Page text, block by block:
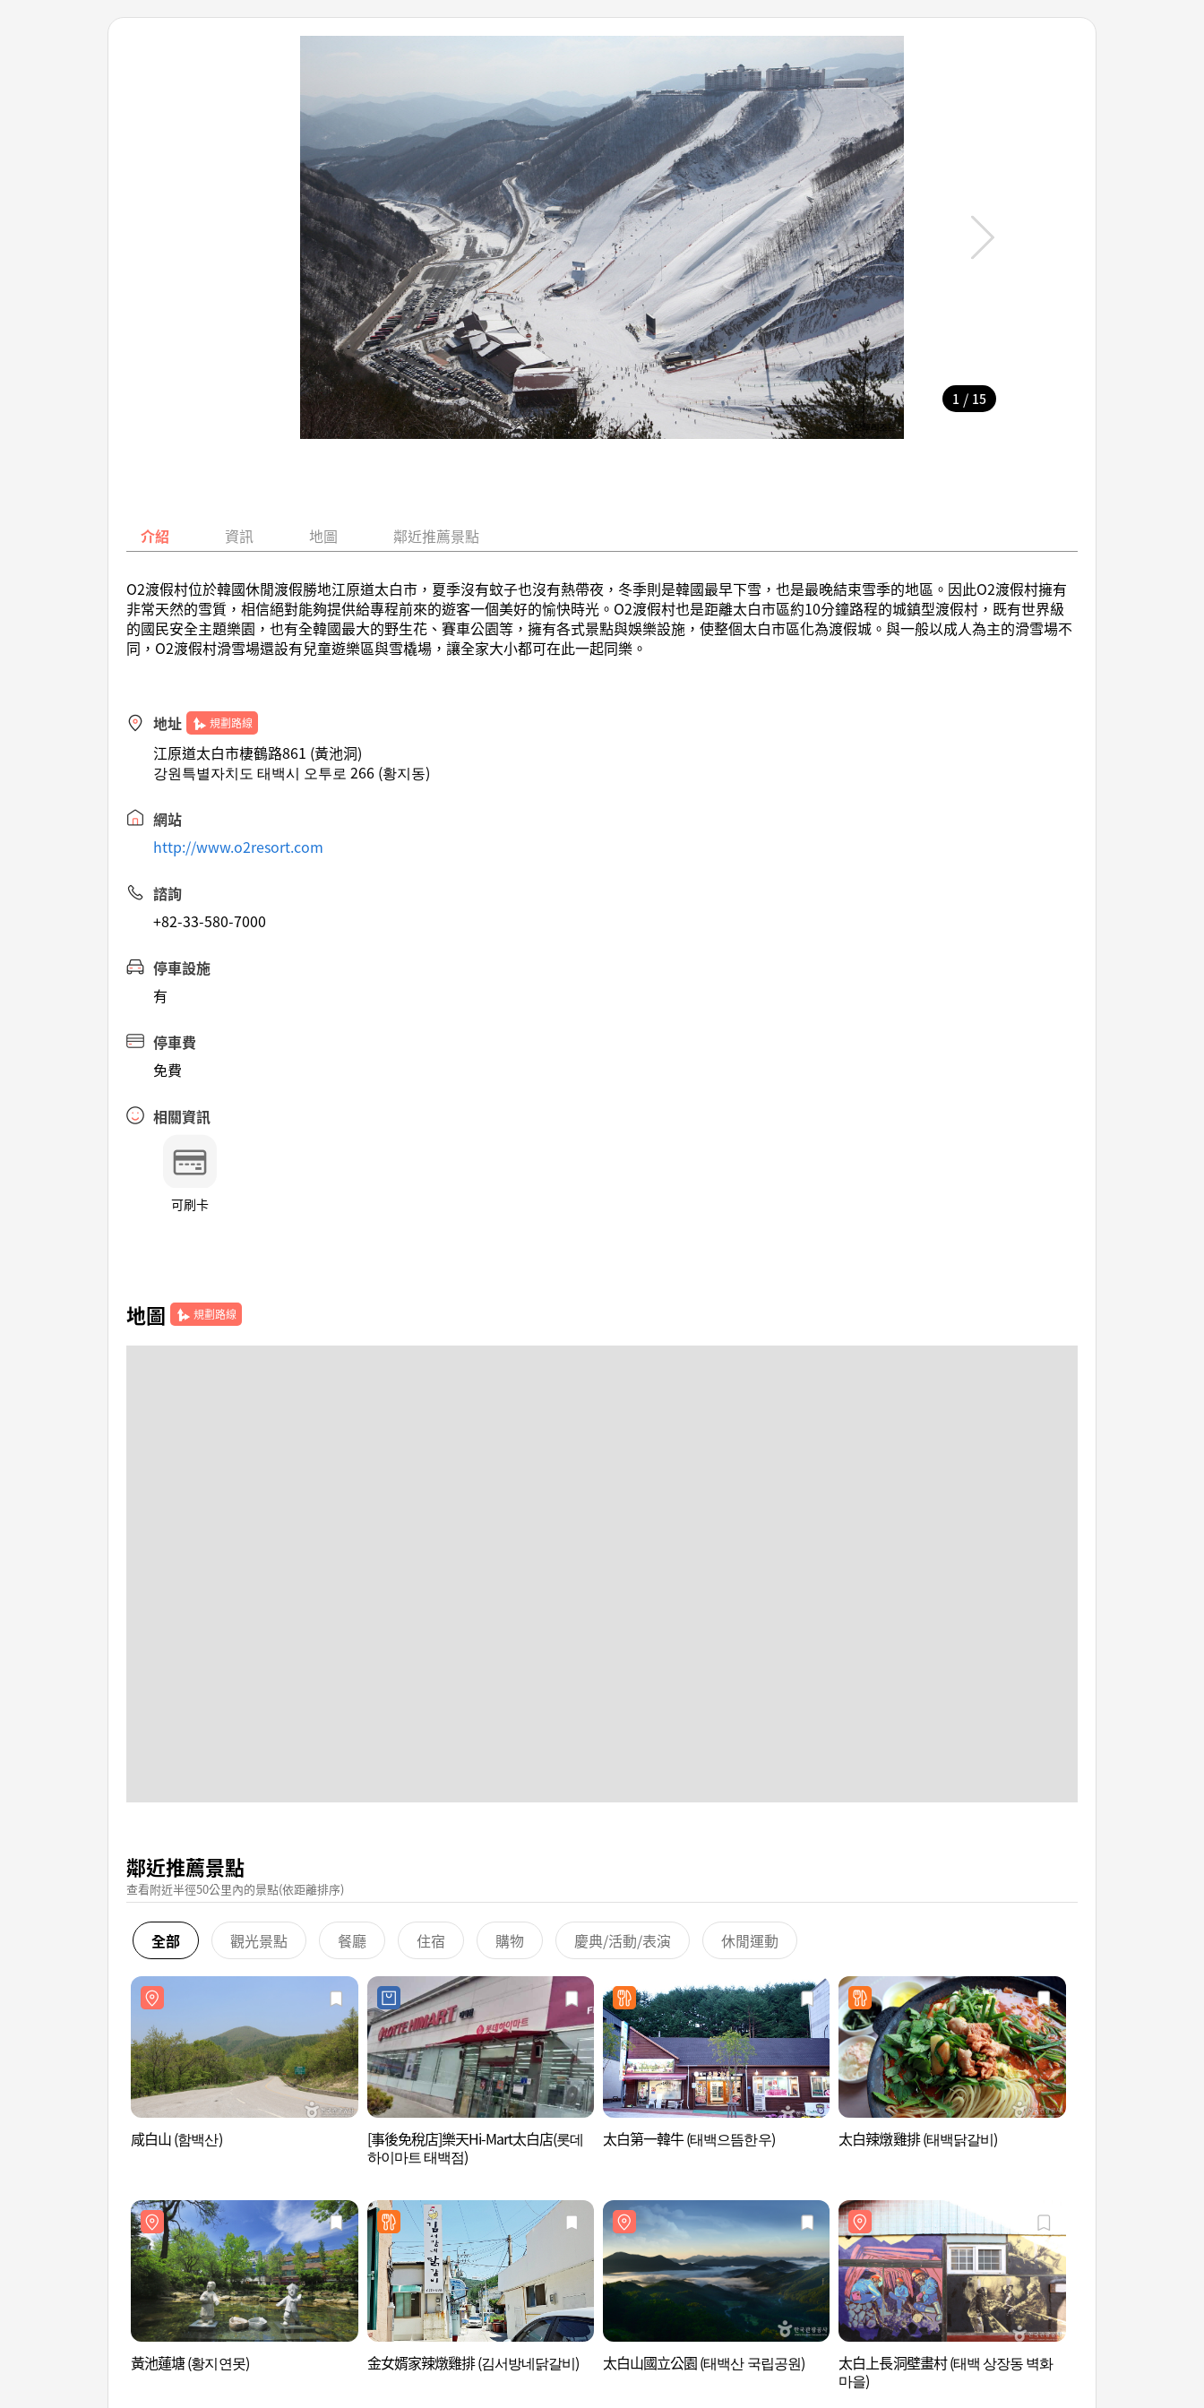
1 / 15
介紹 資訊 地圖 鄰近推薦景點
O2渡假村位於韓國休閒渡假勝地江原道太白市，夏季沒有蚊子也沒有熱帶夜，冬季則是韓國最早下雪，也是最晚結束雪季的地區。因此O2渡假村擁有
非常天然的雪質，相信絕對能夠提供給專程前來的遊客一個美好的愉快時光。O2渡假村也是距離太白市區約10分鐘路程的城鎮型渡假村，既有世界級
的國民安全主題樂園，也有全韓國最大的野生花、賽車公園等，擁有各式景點與娛樂設施，使整個太白市區化為渡假城。與一般以成人為主的滑雪場不
同，O2渡假村滑雪場還設有兒童遊樂區與雪橇場，讓全家大小都可在此一起同樂。
地址 規劃路線
江原道太白市棲鶴路861 (黃池洞)
강원특별자치도 태백시 오투로 266 (황지동)
網站
http://www.o2resort.com
諮詢
+82-33-580-7000
停車設施
有
停車費
免費
相關資訊
可刷卡
地圖 規劃路線
鄰近推薦景點
查看附近半徑50公里內的景點(依距離排序)
全部 觀光景點 餐廳 住宿 購物 慶典/活動/表演 休閒運動
咸白山 (함백산)
[事後免稅店]樂天Hi-Mart太白店(롯데
하이마트 태백점)
太白第一韓牛 (태백으뜸한우) 太白辣燉雞排 (태백닭갈비)
黃池蓮塘 (황지연못) 金女婿家辣燉雞排 (김서방네닭갈비) 太白山國立公園 (태백산 국립공원)
太白上長洞壁畫村 (태백 상장동 벽화
마을)